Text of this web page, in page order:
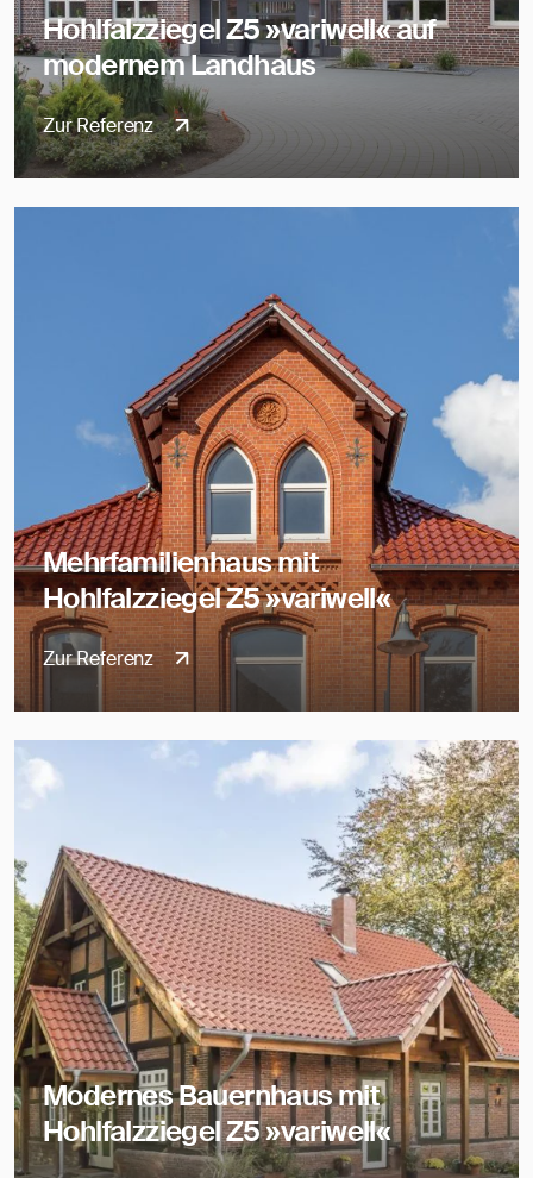
Hohlfalzziegel Z5 »variwell« auf
modernem Landhaus
Zur Referenz
Mehrfamilienhaus mit
Hohlfalzziegel Z5 »variwell«
Zur Referenz
Modernes Bauernhaus mit
Hohlfalzziegel Z5 »variwell«